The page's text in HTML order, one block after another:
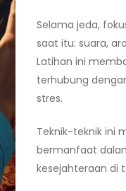
Selama jeda,
saat itu: suara,
Latihan ini
terhubung
stres.
Teknik-teknik ini
bermanfaat
kesejahteraan di